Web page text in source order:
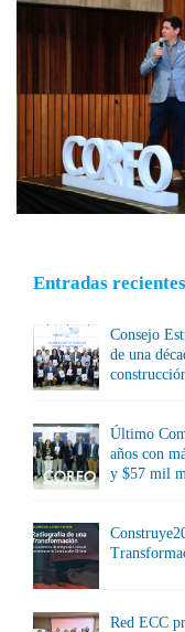
Entradas recientes
Consejo
de una
Último
años con
y $57 mil
Red ECC